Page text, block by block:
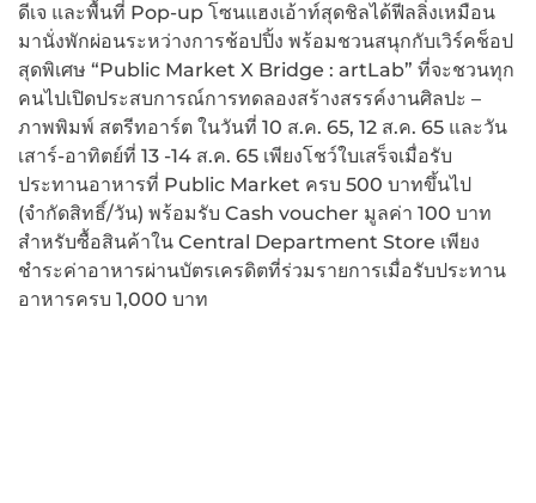
ดีเจ และพื้นที่ Pop-up โซนแฮงเอ้าท์สุดชิลได้ฟีลลิ่งเหมือน
มานั่งพักผ่อนระหว่างการช้อปปิ้ง พร้อมชวนสนุกกับเวิร์คช็อป
สุดพิเศษ “Public Market X Bridge : artLab” ที่จะชวนทุก
คนไปเปิดประสบการณ์การทดลองสร้างสรรค์งานศิลปะ –
ภาพพิมพ์ สตรีทอาร์ต ในวันที่ 10 ส.ค. 65, 12 ส.ค. 65 และวัน
เสาร์-อาทิตย์ที่ 13 -14 ส.ค. 65 เพียงโชว์ใบเสร็จเมื่อรับ
ประทานอาหารที่ Public Market ครบ 500 บาทขึ้นไป
(จำกัดสิทธิ์/วัน) พร้อมรับ Cash voucher มูลค่า 100 บาท
สำหรับซื้อสินค้าใน Central Department Store เพียง
ชำระค่าอาหารผ่านบัตรเครดิตที่ร่วมรายการเมื่อรับประทาน
อาหารครบ 1,000 บาท